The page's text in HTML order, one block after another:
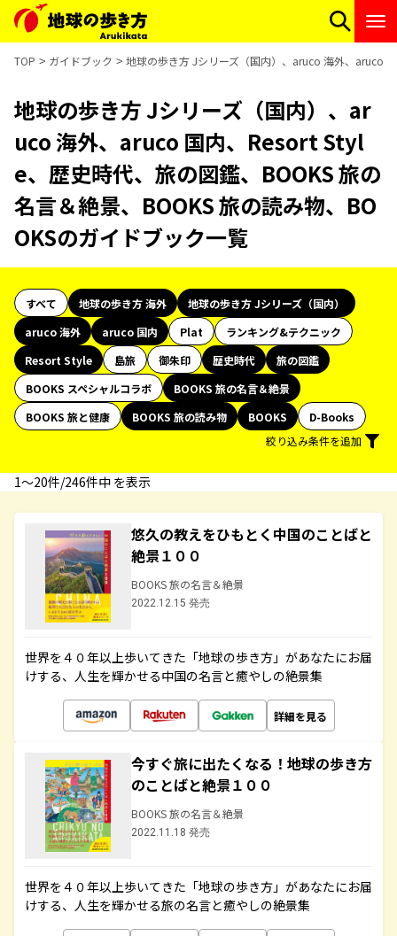
TOP ガイドブック 地球の歩き方 Jシリーズ（国内）、aruco 海外、aruco
地球の歩き方 Jシリーズ（国内）、ar
uco 海外、aruco 国内、Resort Styl
e、歴史時代、旅の図鑑、BOOKS 旅の
名言＆絶景、BOOKS 旅の読み物、BO
OKSのガイドブック一覧
すべて 地球の歩き方 海外
地球の歩き方 Jシリーズ（国内）
aruco 海外
aruco 国内 Plat
ランキング&テクニック
Resort Style
島旅 御朱印 歴史時代
旅の図鑑
BOOKS スペシャルコラボ
BOOKS 旅の名言＆絶景
BOOKS 旅と健康
BOOKS 旅の読み物 BOOKS
D-Books
絞り込み条件を追加
1〜20件/246件中 を表示
悠久の教えをひもとく中国のことばと
絶景１００
BOOKS 旅の名言＆絶景
2022.12.15 発売
世界を４０年以上歩いてきた「地球の歩き方」があなたにお届
けする、人生を輝かせる中国の名言と癒やしの絶景集
詳細を見る
今すぐ旅に出たくなる！地球の歩き方
のことばと絶景１００
BOOKS 旅の名言＆絶景
2022.11.18 発売
世界を４０年以上歩いてきた「地球の歩き方」があなたにお届
けする、人生を輝かせる旅の名言と癒やしの絶景集